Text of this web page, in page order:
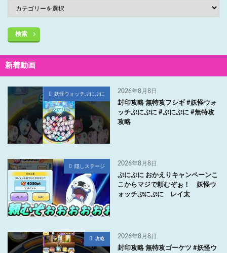
検索
新着動画
妖怪ウォッチぷにぷに 2026年8月8日
封印攻略 無特攻フシギ #妖怪ウォ
ッチぷにぷに #ぷにぷに #無特攻
攻略
隠しステージ 2026年8月8日
ぷにぷに おかえりキャンペーンこ
こからマジで頼むぞぉ！ 妖怪ウ
ォッチぷにぷに レイ太
攻略 2026年8月8日
封印攻略 無特攻ゴーケツ #妖怪ウ